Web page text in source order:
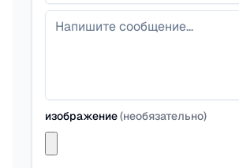
изображение(необязательно)